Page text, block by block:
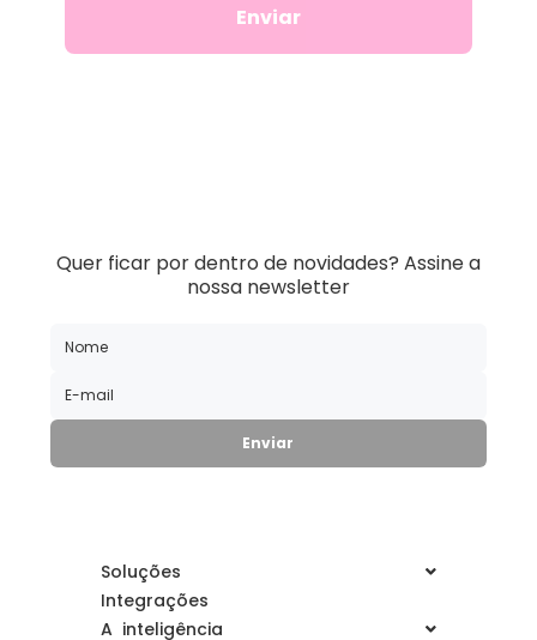
Quer ficar por dentro de novidades? Assine a
nossa newsletter
Soluções
Integrações
A inteligência